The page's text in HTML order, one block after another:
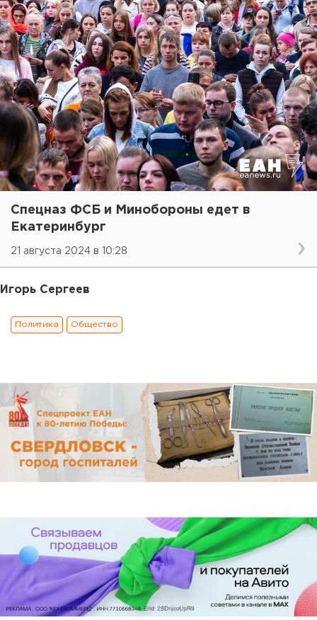
Спецназ ФСБ и Минобороны едет в
Екатеринбург
21 августа 2024 в 10:28
Игорь Сергеев
Политика Общество